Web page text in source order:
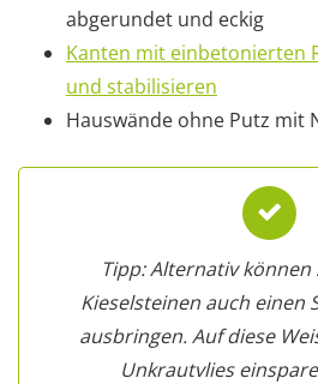
abgerundet und eckig
Kanten mit einbetonierten
und stabilisieren
Hauswände ohne Putz mit
Tipp: Alternativ können
Kieselsteinen auch einen
ausbringen. Auf diese
Unkrautvlies